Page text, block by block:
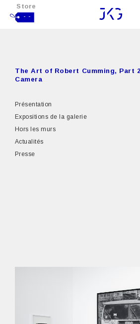
Store
- -
The Art of Robert Cumming, Part
Camera
Présentation
Expositions de la galerie
Hors les murs
Actualités
Presse